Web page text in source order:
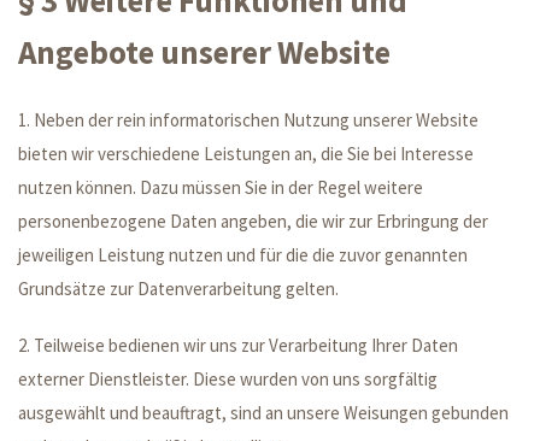
Angebote unserer Website
1. Neben der rein informatorischen Nutzung unserer Website
bieten wir verschiedene Leistungen an, die Sie bei Interesse
nutzen können. Dazu müssen Sie in der Regel weitere
personenbezogene Daten angeben, die wir zur Erbringung der
jeweiligen Leistung nutzen und für die die zuvor genannten
Grundsätze zur Datenverarbeitung gelten.
2. Teilweise bedienen wir uns zur Verarbeitung Ihrer Daten
externer Dienstleister. Diese wurden von uns sorgfältig
ausgewählt und beauftragt, sind an unsere Weisungen gebunden